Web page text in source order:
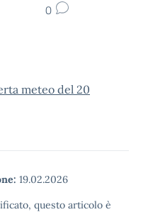
0
meteo del 20
19.02.2026
questo articolo è